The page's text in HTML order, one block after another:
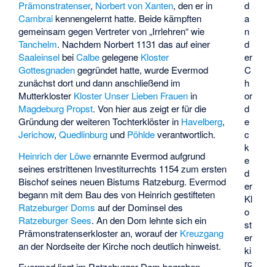
d
a
n
d
er
C
h
or
d
e
c
k
e
d
er
Kl
o
st
er
ki
rc
Prämonstratenser, Norbert von Xanten, den er in
Cambraikennengelernt hatte. Beide kämpften
gemeinsam gegen Vertreter von „Irrlehren“ wie
Tanchelm. Nachdem Norbert 1131 das auf einer
SaaleinselbeiCalbegelegene Kloster
Gottesgnadengegründet hatte, wurde Evermod
zunächst dort und dann anschließend im
Mutterkloster Kloster Unser Lieben Frauen in
Magdeburg Propst. Von hier aus zeigt er für die
Gründung der weiteren Tochterklöster in Havelberg,
Jerichow,Quedlinburg und Pöhldeverantwortlich.
Heinrich der Löweernannte Evermod aufgrund
seines erstrittenen Investiturrechts 1154 zum ersten
Bischof seines neuen Bistums Ratzeburg. Evermod
begann mit dem Bau des von Heinrich gestifteten
Ratzeburger Doms auf der Dominsel des
Ratzeburger Sees. An den Dom lehnte sich ein
Prämonstratenserkloster an, worauf der Kreuzgang
an der Nordseite der Kirche noch deutlich hinweist.